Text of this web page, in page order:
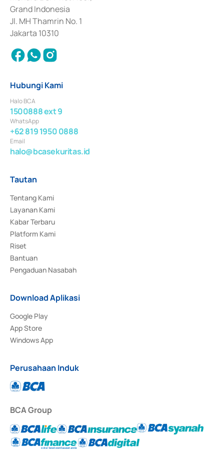
Surat Berharga Komersial yang izinnya diterbitkan pada tahun 2018.
Grand Indonesia
Jl. MH Thamrin No. 1
Jakarta 10310
Hubungi Kami
Halo BCA
1500888 ext 9
WhatsApp
+62 819 1950 0888
Email
halo@bcasekuritas.id
Tautan
Tentang Kami
Layanan Kami
Kabar Terbaru
Platform Kami
Riset
Bantuan
Pengaduan Nasabah
Download Aplikasi
Google Play
App Store
Windows App
Perusahaan Induk
BCA Group